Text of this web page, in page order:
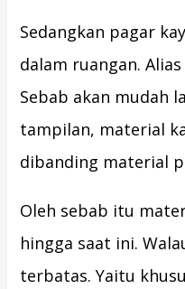
Sedangkan pagar
dalam ruangan.
Sebab akan mudah
tampilan, material
dibanding material
Oleh sebab itu
hingga saat ini.
terbatas. Yaitu